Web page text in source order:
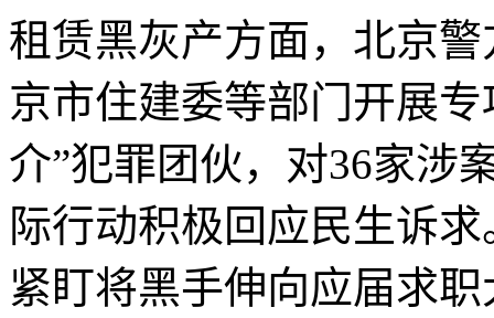
租赁黑灰产方面，北京
京市住建委等部门开展
介”犯罪团伙，对36家涉
际行动积极回应民生诉
紧盯将黑手伸向应届求